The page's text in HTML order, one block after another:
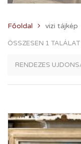
Főoldal vizi tájkép
ÖSSZESEN 1 TALÁLAT